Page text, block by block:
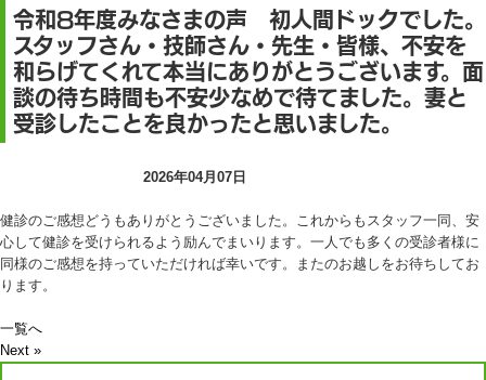
令和8年度みなさまの声 初人間ドックでした。
スタッフさん・技師さん・先生・皆様、不安を
和らげてくれて本当にありがとうございます。面
談の待ち時間も不安少なめで待てました。妻と
受診したことを良かったと思いました。
2026年04月07日
健診のご感想どうもありがとうございました。これからもスタッフ一同、安
心して健診を受けられるよう励んでまいります。一人でも多くの受診者様に
同様のご感想を持っていただければ幸いです。またのお越しをお待ちしてお
ります。
一覧へ
Next »